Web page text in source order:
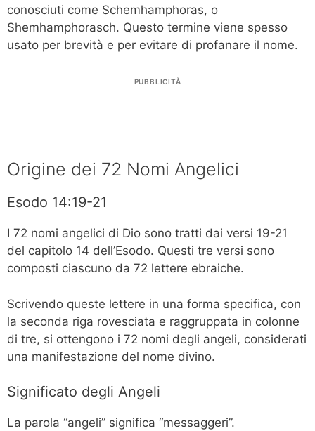
conosciuti come Schemhamphoras, o
Shemhamphorasch. Questo termine viene spesso
usato per brevità e per evitare di profanare il nome.
PUBBLICITÀ
Origine dei 72 Nomi Angelici
Esodo 14:19-21
I 72 nomi angelici di Dio sono tratti dai versi 19-21
del capitolo 14 dell’Esodo. Questi tre versi sono
composti ciascuno da 72 lettere ebraiche.
Scrivendo queste lettere in una forma specifica, con
la seconda riga rovesciata e raggruppata in colonne
di tre, si ottengono i 72 nomi degli angeli, considerati
una manifestazione del nome divino.
Significato degli Angeli
La parola “angeli” significa “messaggeri”.